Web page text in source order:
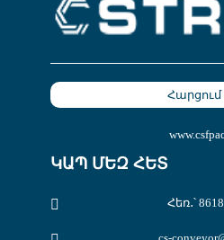
ԿԱՊ ՄԵԶ ՀԵՏ
Հեռ․՝